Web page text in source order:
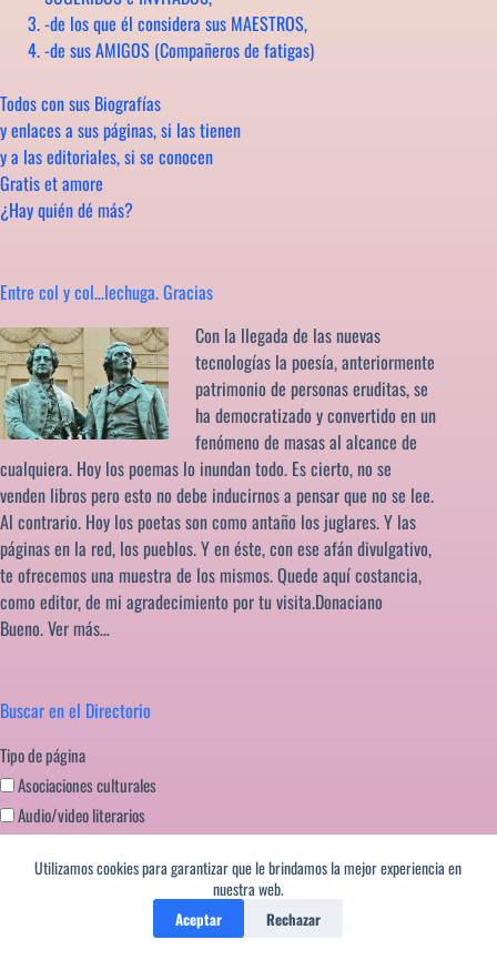
Utilizamos cookies para garantizar que le brindamos la mejor experiencia en
nuestra web.
Aceptar Rechazar
-de los que él considera sus MAESTROS,
-de sus AMIGOS (Compañeros de fatigas)
Todos con sus Biografías
y enlaces a sus páginas, si las tienen
y a las editoriales, si se conocen
Gratis et amore
¿Hay quién dé más?
Entre col y col…lechuga. Gracias
Con la llegada de las nuevas
tecnologías la poesía, anteriormente
patrimonio de personas eruditas, se
ha democratizado y convertido en un
fenómeno de masas al alcance de
cualquiera. Hoy los poemas lo inundan todo. Es cierto, no se
venden libros pero esto no debe inducirnos a pensar que no se lee.
Al contrario. Hoy los poetas son como antaño los juglares. Y las
páginas en la red, los pueblos. Y en éste, con ese afán divulgativo,
te ofrecemos una muestra de los mismos. Quede aquí costancia,
como editor, de mi agradecimiento por tu visita.Donaciano
Bueno.Ver más…
Buscar en el Directorio
Tipo de página
Asociaciones culturales
Audio/video literarios
Editoriales literatura